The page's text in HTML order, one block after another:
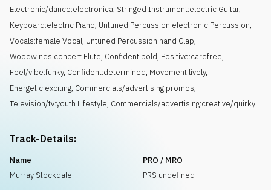
Electronic/dance:electronica, Stringed Instrument:electric Guitar,
Keyboard:electric Piano, Untuned Percussion:electronic Percussion,
Vocals:female Vocal, Untuned Percussion:hand Clap,
Woodwinds:concert Flute, Confident:bold, Positive:carefree,
Feel/vibe:funky, Confident:determined, Movement:lively,
Energetic:exciting, Commercials/advertising:promos,
Television/tv:youth Lifestyle, Commercials/advertising:creative/quirky
Track-Details:
Name
Murray Stockdale
PRO / MRO
PRS undefined